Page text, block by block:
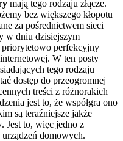
mają tego rodzaju złącze.
bez większego kłopotu
za pośrednictwem sieci
w dniu dzisiejszym
perfekcyjny
W ten posty
tego rodzaju
dostęp do przeogromnej
treści z różnorakich
jest to, że współgra ono
są teraźniejsze jakże
. Jest to, więc jedno z
domowych.